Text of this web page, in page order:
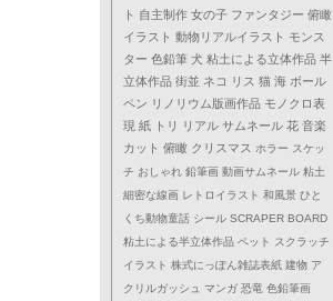
ト 自主制作 女の子 ファンタジー 俯瞰
イラスト 動物リアルイラスト モンス
ター 色鉛筆 犬 粘土による立体作品 半
立体作品 街並 ネコ リス 猫 海 ボール
ペン リノリウム版画作品 モノクロ表
現 紙 トリ リアル サムネール 花 音楽
カット 俯瞰 クリスマス ホラー スケッ
チ おしゃれ 鉛筆画 動画サムネール 粘土
細密な線画 レトロイラスト 和風景 ひと
くち動物童話 シール SCRAPER BOARD
粘土による半立体作品 ペット
スクラッチ
イラスト 株式にっぽん雑誌表紙 建物 ア
クリルガッシュ
マンガ 恐竜 色鉛筆画